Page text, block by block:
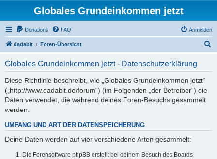
Globales Grundeinkommen jetzt
Donations FAQ Anmelden
dadabit Foren-Übersicht
Globales Grundeinkommen jetzt - Datenschutzerklärung
Diese Richtlinie beschreibt, wie „Globales Grundeinkommen jetzt“
(„http://www.dadabit.de/forum“) (im Folgenden „der Betreiber“) die
Daten verwendet, die während deines Foren-Besuchs gesammelt
werden.
UMFANG UND ART DER DATENSPEICHERUNG
Deine Daten werden auf vier verschiedene Arten gesammelt:
Die Forensoftware phpBB erstellt bei deinem Besuch des Boards